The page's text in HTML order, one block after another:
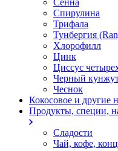
Сенна
Спирулина
Трифала
Тунбергия
Хлорофилл
Цинк
Циссус
Черный
Чеснок
Кокосовое и другие
Продукты, специи,
Сладости
Чай, кофе,